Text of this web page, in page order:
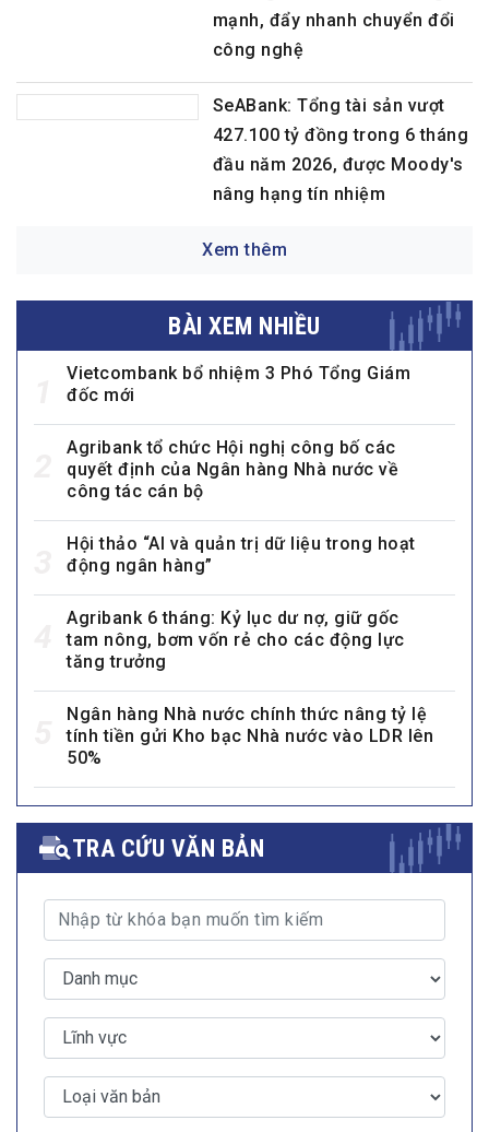
6 tháng đầu năm 2026 tăng
mạnh, đẩy nhanh chuyển đổi
công nghệ
SeABank: Tổng tài sản vượt
427.100 tỷ đồng trong 6 tháng
đầu năm 2026, được Moody's
nâng hạng tín nhiệm
BÀI XEM NHIỀU
Vietcombank bổ nhiệm 3 Phó Tổng Giám
Agribank tổ chức Hội nghị công bố các
quyết định của Ngân hàng Nhà nước về
công tác cán bộ
Hội thảo “AI và quản trị dữ liệu trong hoạt
động ngân hàng”
Agribank 6 tháng: Kỷ lục dư nợ, giữ gốc
tam nông, bơm vốn rẻ cho các động lực
tăng trưởng
Ngân hàng Nhà nước chính thức nâng tỷ lệ
tính tiền gửi Kho bạc Nhà nước vào LDR lên
TRA CỨU VĂN BẢN